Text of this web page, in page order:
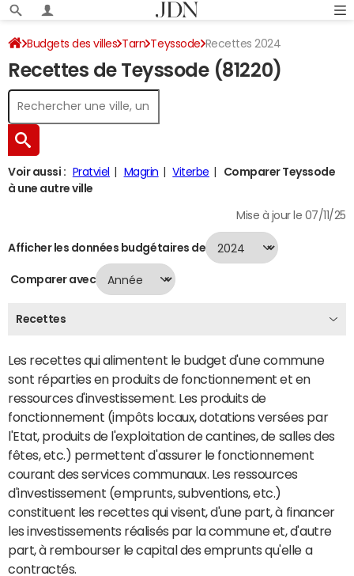
Budgets des villes Tarn Teyssode Recettes 2024
Recettes de Teyssode (81220)
Voir aussi : Pratviel Magrin Viterbe
Comparer Teyssode
à une autre ville
Mise à jour le 07/11/25
Afficher les données budgétaires de
Comparer avec
Recettes
Les recettes qui alimentent le budget d'une commune
sont réparties en produits de fonctionnement et en
ressources d'investissement. Les produits de
fonctionnement (impôts locaux, dotations versées par
l'Etat, produits de l'exploitation de cantines, de salles des
fêtes, etc.) permettent d'assurer le fonctionnement
courant des services communaux. Les ressources
d'investissement (emprunts, subventions, etc.)
constituent les recettes qui visent, d'une part, à financer
les investissements réalisés par la commune et, d'autre
part, à rembourser le capital des emprunts qu'elle a
contractés.